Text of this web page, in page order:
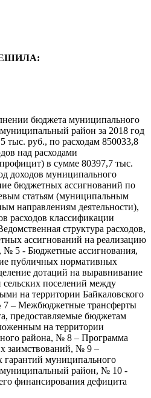
бюджета муниципального
район за 2018 год
тыс. руб., по расходам 850033,8
над расходами
в сумме 80397,7 тыс.
доходов муниципального
бюджетных ассигнований по
статьям (муниципальным
направлениям деятельности),
расходов классификации
структура расходов,
ассигнований на реализацию
5 - Бюджетные ассигнования,
публичных нормативных
дотаций на выравнивание
поселений между
на территории Байкаловского
– Межбюджетные трансферты
предоставляемые бюджетам
на территории
района, № 8 – Программа
заимствований, № 9 –
муниципального
муниципальный район, № 10 -
финансирования дефицита